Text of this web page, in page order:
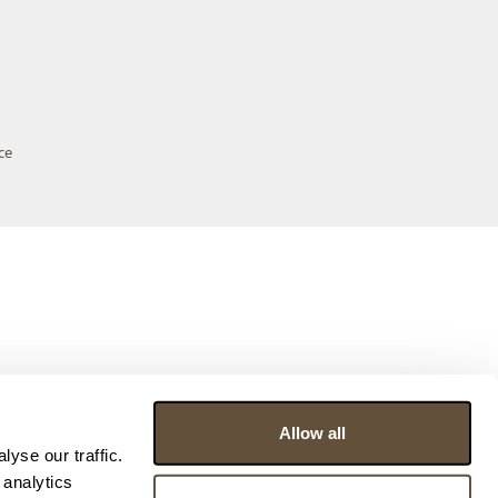
our traffic.
Allow all